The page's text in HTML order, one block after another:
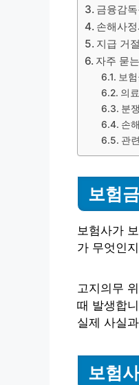
금융감
손해사
지급 거
자주 묻
보
의
분
손
관
보험
보험사가
가 무엇인
고지의무
때 발생합
실제 사실
보험